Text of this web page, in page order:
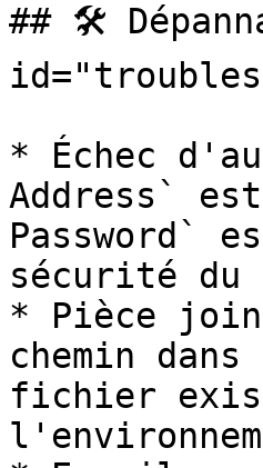
## 🛠️
* Échec
Address`
Password`
sécurité du
* Pièce
chemin
fichier